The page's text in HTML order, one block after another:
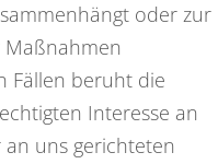
oder zur
Fällen beruht die
Interesse an
uns gerichteten